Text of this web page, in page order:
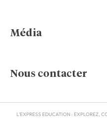
Média
Nous contacter
L'EXPRESS EDUCATION : EXPLOREZ,